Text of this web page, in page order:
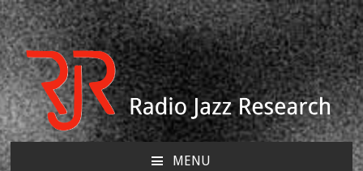
Radio Jazz Research e.V.
Think-Tank für den Jazz
MENU